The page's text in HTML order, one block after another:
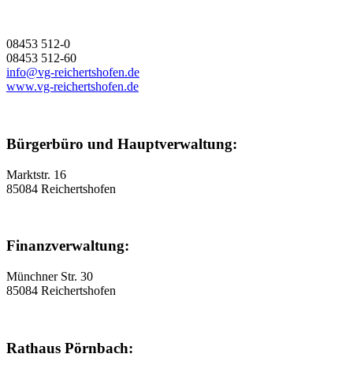
08453 512-0
08453 512-60
info@vg-reichertshofen.de
www.vg-reichertshofen.de
Bürgerbüro und Hauptverwaltung:
Marktstr. 16
85084 Reichertshofen
Finanzverwaltung:
Münchner Str. 30
85084 Reichertshofen
Rathaus Pörnbach: